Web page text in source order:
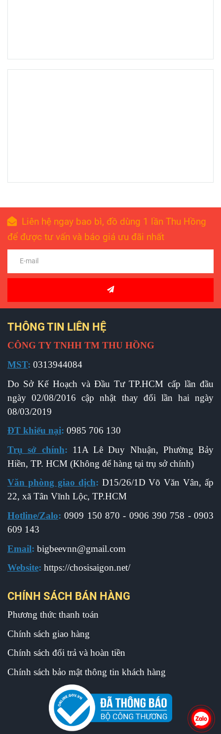
Liên hệ ngay bao bì, đồ dùng 1 lần Thu Hồng
để được tư vấn và báo giá ưu đãi nhất
THÔNG TIN LIÊN HỆ
CÔNG TY TNHH TM THU HỒNG
MST: 0313944084
Do Sở Kế Hoạch và Đầu Tư TP.HCM cấp lần đầu
ngày 02/08/2016 cập nhật thay đổi lần hai ngày
08/03/2019
ĐT khiếu nại: 0985 706 130
Trụ sở chính: 11A Lê Duy Nhuận, Phường Bảy
Hiền, TP. HCM (Không để hàng tại trụ sở chính)
Văn phòng giao dịch: D15/26/1D Võ Văn Vân, ấp
22, xã Tân Vĩnh Lộc, TP.HCM
Hotline/Zalo: 0909 150 870 - 0906 390 758 - 0903
609 143
Email: bigbeevnn@gmail.com
Website: https://chosisaigon.net/
CHÍNH SÁCH BÁN HÀNG
Phương thức thanh toán
Chính sách giao hàng
Chính sách đổi trả và hoàn tiền
Chính sách bảo mật thông tin khách hàng